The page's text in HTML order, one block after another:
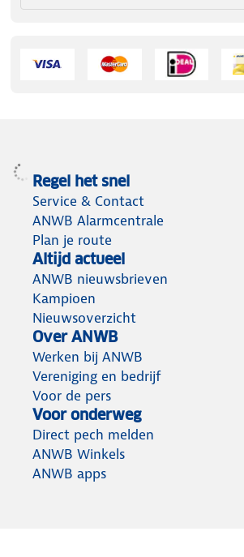
Regel het snel
Service & Contact
ANWB Alarmcentrale
Plan je route
Altijd actueel
ANWB nieuwsbrieven
Kampioen
Nieuwsoverzicht
Over ANWB
Werken bij ANWB
Vereniging en bedrijf
Voor de pers
Voor onderweg
Direct pech melden
ANWB Winkels
ANWB apps